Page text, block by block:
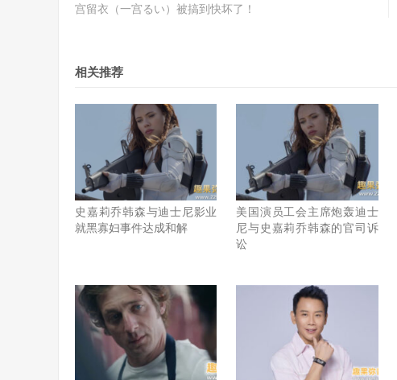
宫留衣（一宫るい）被搞到快坏了！
相关推荐
史嘉莉乔韩森与迪士尼影业
就黑寡妇事件达成和解
美国演员工会主席炮轰迪士
尼与史嘉莉乔韩森的官司诉
讼